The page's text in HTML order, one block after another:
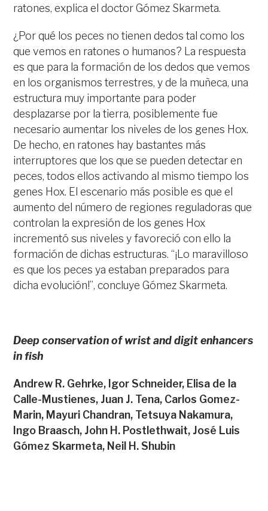
ratones, explica el doctor Gómez Skarmeta.
¿Por qué los peces no tienen dedos tal como los
que vemos en ratones o humanos? La respuesta
es que para la formación de los dedos que vemos
en los organismos terrestres, y de la muñeca, una
estructura muy importante para poder
desplazarse por la tierra, posiblemente fue
necesario aumentar los niveles de los genes Hox.
De hecho, en ratones hay bastantes más
interruptores que los que se pueden detectar en
peces, todos ellos activando al mismo tiempo los
genes Hox. El escenario más posible es que el
aumento del número de regiones reguladoras que
controlan la expresión de los genes Hox
incrementó sus niveles y favoreció con ello la
formación de dichas estructuras. “¡Lo maravilloso
es que los peces ya estaban preparados para
dicha evolución!”, concluye Gómez Skarmeta.
Deep conservation of wrist and digit enhancers
in fish
Andrew R. Gehrke, Igor Schneider, Elisa de la
Calle-Mustienes, Juan J. Tena, Carlos Gomez-
Marin, Mayuri Chandran, Tetsuya Nakamura,
Ingo Braasch, John H. Postlethwait, José Luis
Gómez Skarmeta, Neil H. Shubin